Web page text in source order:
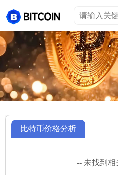
比特币价格分析
-- 未找到相